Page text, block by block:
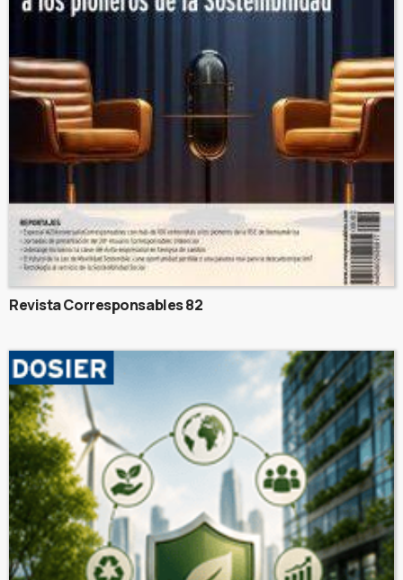
Revista Corresponsables 82